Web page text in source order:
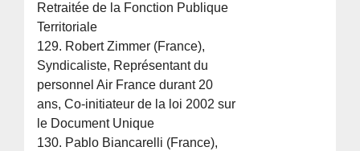
Retraitée de la Fonction Publique
Territoriale
129. Robert Zimmer (France),
Syndicaliste, Représentant du
personnel Air France durant 20
ans, Co-initiateur de la loi 2002 sur
le Document Unique
130. Pablo Biancarelli (France),